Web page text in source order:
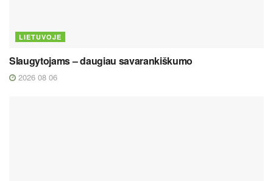
LIETUVOJE
Slaugytojams – daugiau savarankiškumo
2026 08 06